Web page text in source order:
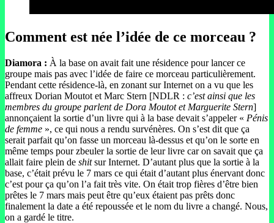
Comment est née l’idée de ce morceau ?
Diamora : À la base on avait fait une résidence pour lancer ce
groupe mais pas avec l’idée de faire ce morceau particulièrement.
Pendant cette résidence-là, en zonant sur Internet on a vu que les
affreux Dorian Moutot et Marc Stern [NDLR : c’est ainsi que les
membres du groupe parlent de Dora Moutot et Marguerite Stern]
annonçaient la sortie d’un livre qui à la base devait s’appeler « Pénis
de femme », ce qui nous a rendu survénères. On s’est dit que ça
serait parfait qu’on fasse un morceau là-dessus et qu’on le sorte en
même temps pour zbeuler la sortie de leur livre car on savait que ça
allait faire plein de shitsur Internet. D’autant plus que la sortie à la
base, c’était prévu le 7 mars ce qui était d’autant plus énervant donc
c’est pour ça qu’on l’a fait très vite. On était trop fières d’être bien
prêtes le 7 mars mais peut être qu’eux étaient pas prêts donc
finalement la date a été repoussée et le nom du livre a changé. Nous,
on a gardé le titre.